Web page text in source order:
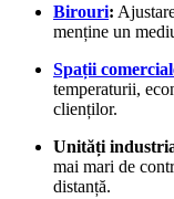
Birouri:
menține un
Spații
temperaturii,
clienților.
Unități
mai mari de
distanță.